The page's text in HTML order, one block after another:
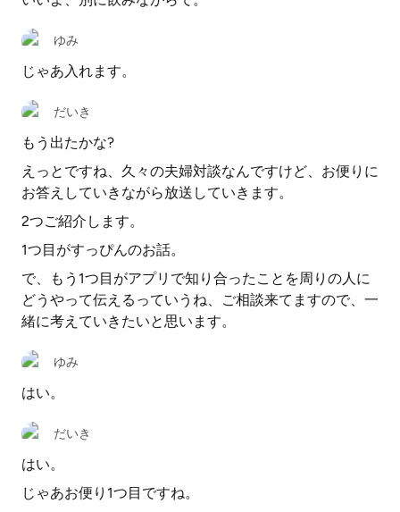
ゆみ
じゃあ入れます。
だいき
もう出たかな?
えっとですね、久々の夫婦対談なんですけど、お便りに
お答えしていきながら放送していきます。
2つご紹介します。
1つ目がすっぴんのお話。
で、もう1つ目がアプリで知り合ったことを周りの人に
どうやって伝えるっていうね、ご相談来てますので、一
緒に考えていきたいと思います。
ゆみ
はい。
だいき
はい。
じゃあお便り1つ目ですね。